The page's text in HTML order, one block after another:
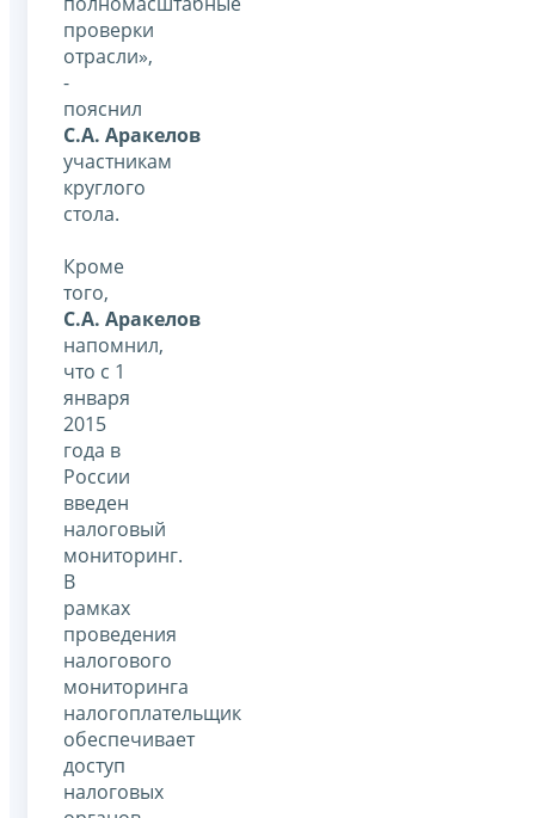
проверки
отрасли»,
-
пояснил
С.А. Аракелов
участникам
круглого
стола.
Кроме
того,
С.А. Аракелов
напомнил,
что с 1
января
2015
года в
России
введен
налоговый
мониторинг.
В
рамках
проведения
налогового
мониторинга
налогоплательщик
обеспечивает
доступ
налоговых